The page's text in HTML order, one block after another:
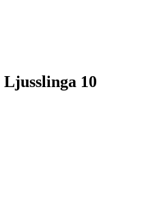
10